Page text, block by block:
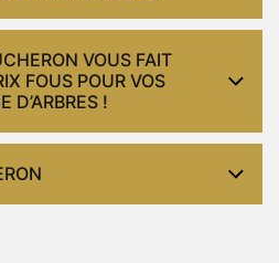
VOUS FAIT
FOUS POUR VOS
D’ARBRES !